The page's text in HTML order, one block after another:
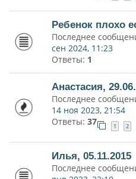
Ребенок плохо
Последнее
сен 2024, 11:23
Ответы: 1
Анастасия,
Последнее
14 ноя 2023, 21:54
Ответы: 37 1 2
Илья, 05.11.2015
Последнее